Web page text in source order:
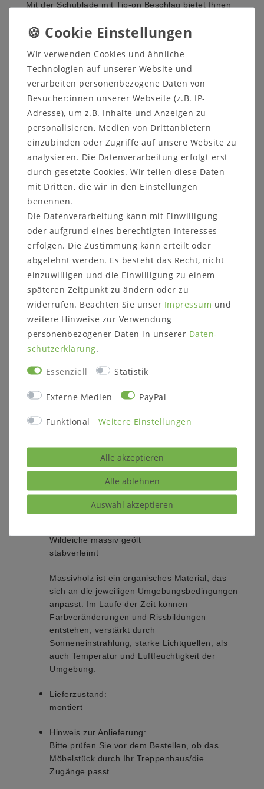
Mit der Schublade mit Tip-on Beschlag bietet Ihnen
die Befestigung am Bettrahmen kann aber dennoch
die Schublade an Ihrem Schubkastenbett geöffnet
werden.
Details:
Maße:
Holzart: Kernbuche oder Wildeiche massiv
geölt
Kontaktieren Sie uns auf unserer Internetseite oder
rufen Sie uns direkt an unter 05321-685990. Wir
helfen Ihnen gerne weiter!
Weitere Informationen zum
Möbelstück:
Details:
1 Schublade mit Tip-on Beschlag
befestigt werden
Maße:
Höhe: 14 cm
Weitere Informationen zum
Programm:
Holzart:
Wildeiche massiv geölt
stabverleimt
Massivholz ist ein organisches Material, das
sich an die jeweiligen Umgebungsbedingungen
anpasst. Im Laufe der Zeit können
Farbveränderungen und Rissbildungen
entstehen, verstärkt durch
Sonneneinstrahlung, starke Lichtquellen, als
auch Temperatur und Luftfeuchtigkeit der
Umgebung.
Lieferzustand:
montiert
Hinweis zur Anlieferung:
Bitte prüfen Sie vor dem Bestellen, ob das
Möbelstück durch Ihr Treppenhaus/die
Zugänge passt.
Wir verwenden Cookies und ähnliche
Technologien auf unserer Website und
verarbeiten personenbezogene Daten von
Besucher:innen unserer Webseite (z.B. IP-
Adresse), um z.B. Inhalte und Anzeigen zu
personalisieren, Medien von Drittanbietern
einzubinden oder Zugriffe auf unsere Website zu
analysieren. Die Datenverarbeitung erfolgt erst
durch gesetzte Cookies. Wir teilen diese Daten
mit Dritten, die wir in den Einstellungen
benennen.
Die Datenverarbeitung kann mit Einwilligung
oder aufgrund eines berechtigten Interesses
erfolgen. Die Zustimmung kann erteilt oder
abgelehnt werden. Es besteht das Recht, nicht
einzuwilligen und die Einwilligung zu einem
späteren Zeitpunkt zu ändern oder zu
widerrufen. Beachten Sie unser Impressum und
weitere Hinweise zur Verwendung
personenbezogener Daten in unserer Daten­
schutz­erklärung.
Essenziell Statistik
Externe Medien PayPal
Funktional Weitere Einstellungen
Alle akzeptieren
Alle ablehnen
Auswahl akzeptieren